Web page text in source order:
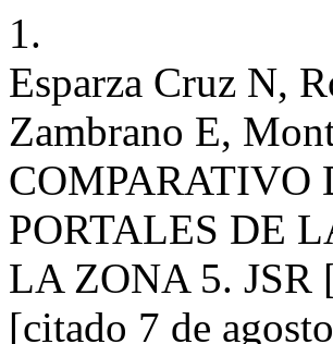
1.
Esparza Cruz N,
Zambrano E,
COMPARATIVO
PORTALES DE
LA ZONA 5. JSR
[citado 7 de